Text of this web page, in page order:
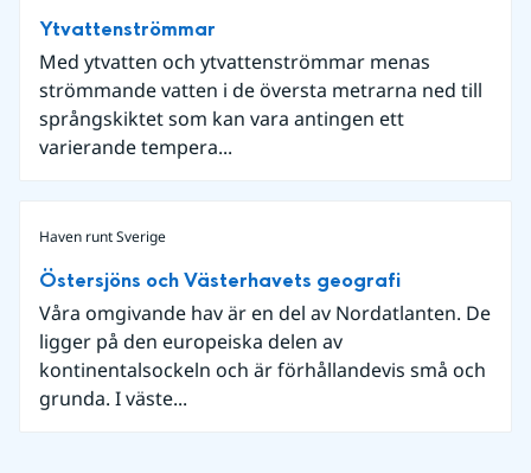
Ytvattenströmmar
Med ytvatten och ytvattenströmmar menas
strömmande vatten i de översta metrarna ned till
språngskiktet som kan vara antingen ett
varierande tempera...
Haven runt Sverige
Östersjöns och Västerhavets geografi
Våra omgivande hav är en del av Nordatlanten. De
ligger på den europeiska delen av
kontinentalsockeln och är förhållandevis små och
grunda. I väste...